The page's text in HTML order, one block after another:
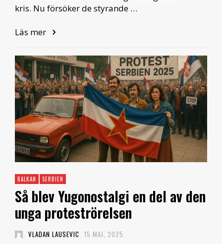
kris. Nu försöker de styrande …
Läs mer
BALKAN SERBIEN
Så blev Yugonostalgi en del av den
unga proteströrelsen
VLADAN LAUSEVIC 15 MAJ, 2025